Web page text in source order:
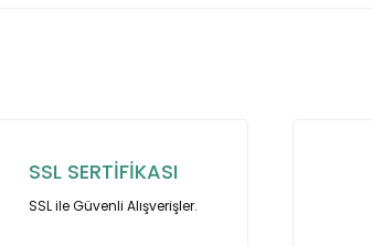
SSL SERTİFİKASI
SSL ile Güvenli Alışverişler.